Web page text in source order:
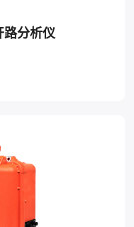
路分析仪